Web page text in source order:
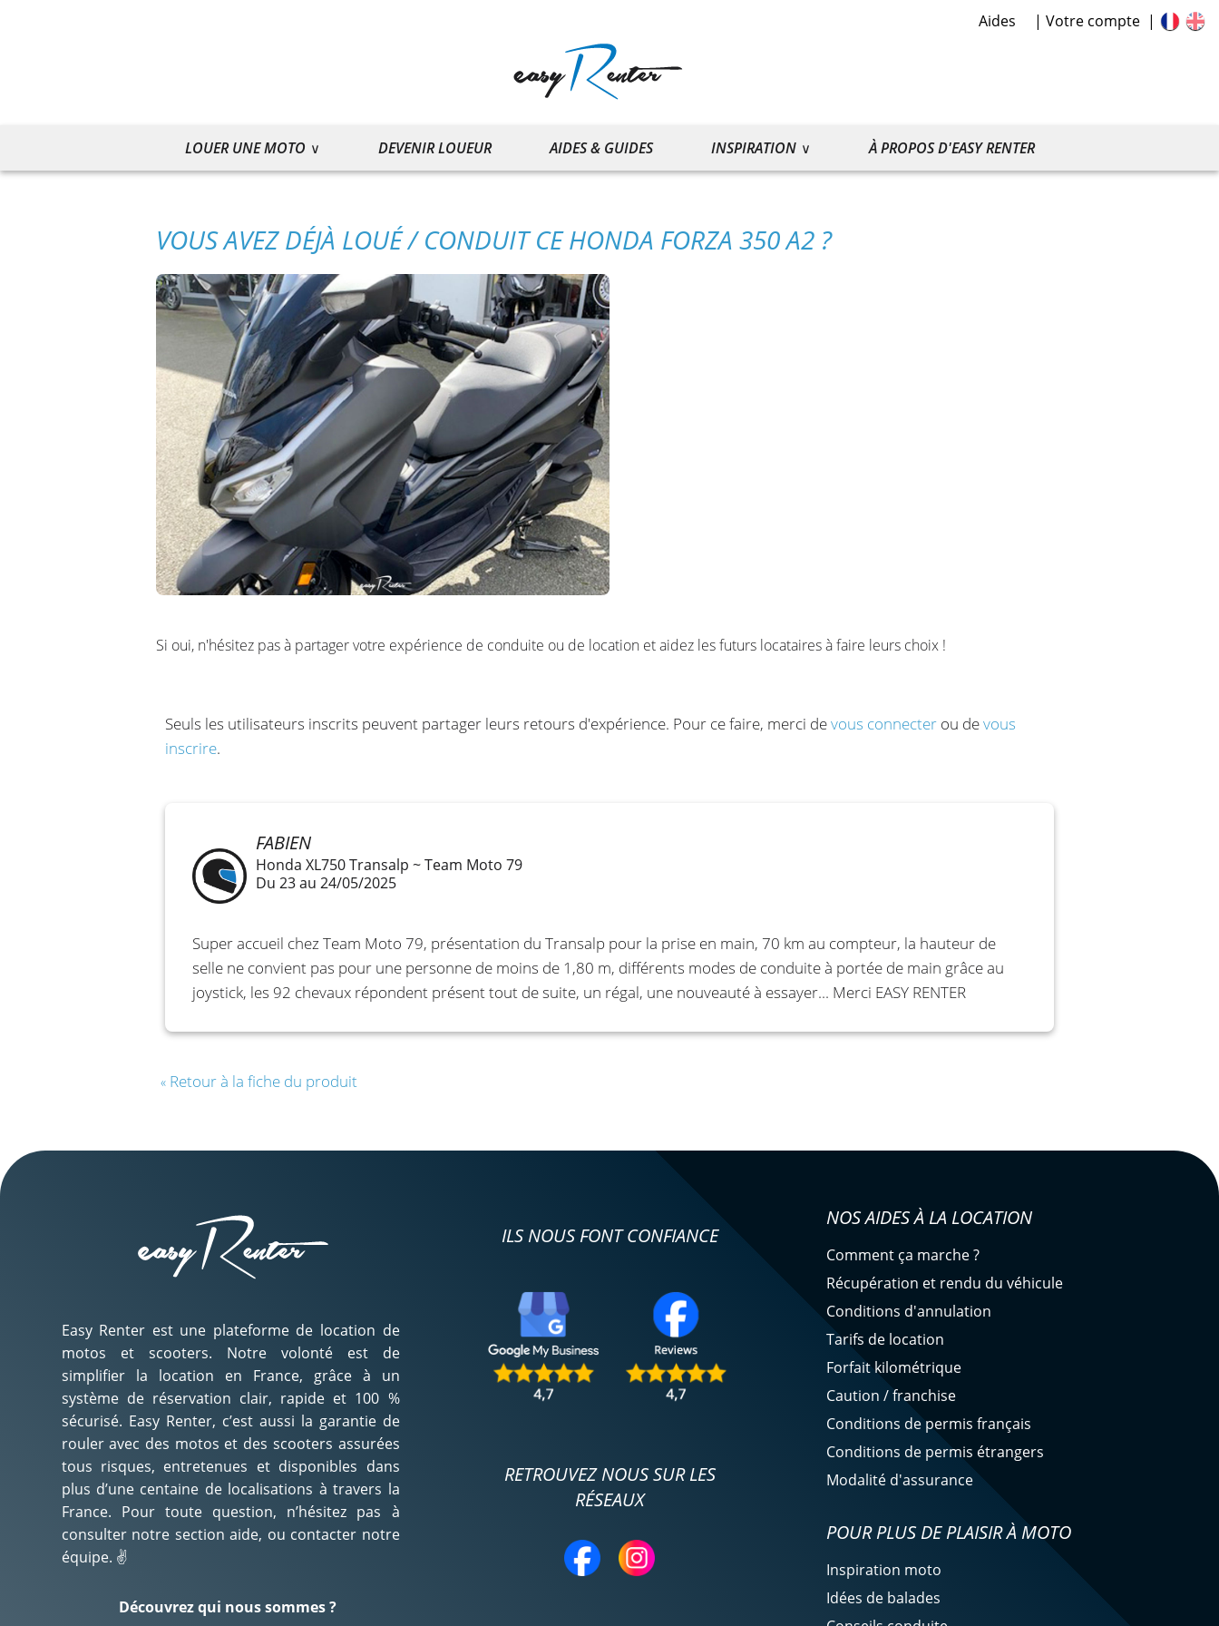
Aides Votre compte
LOUER UNE MOTO DEVENIR LOUEUR AIDES & GUIDES INSPIRATION À PROPOS D'EASY RENTER
VOUS AVEZ DÉJÀ LOUÉ / CONDUIT CE HONDA FORZA 350 A2 ?
Si oui, n'hésitez pas à partager votre expérience de conduite ou de location et aidez les futurs locataires à faire leurs choix !
FABIEN
Honda XL750 Transalp ~ Team Moto 79
Du 23 au 24/05/2025
Super accueil chez Team Moto 79, présentation du Transalp pour la prise en main, 70 km au compteur, la hauteur de
selle ne convient pas pour une personne de moins de 1,80 m, différents modes de conduite à portée de main grâce au
joystick, les 92 chevaux répondent présent tout de suite, un régal, une nouveauté à essayer... Merci EASY RENTER
Seuls les utilisateurs inscrits peuvent partager leurs retours d'expérience. Pour ce faire, merci devous connecter ou devous
inscrire.
« Retour à la fiche du produit
Easy Renter est une plateforme de location de
motos et scooters. Notre volonté est de
simplifier la location en France, grâce à un
système de réservation clair, rapide et 100 %
sécurisé. Easy Renter, c’est aussi la garantie de
rouler avec des motos et des scooters assurées
tous risques, entretenues et disponibles dans
plus d’une centaine de localisations à travers la
France. Pour toute question, n’hésitez pas à
consulter notre section aide, ou contacter notre
équipe. ✌️
Découvrez qui nous sommes ?
ILS NOUS FONT CONFIANCE
RETROUVEZ NOUS SUR LES
RÉSEAUX
NOS AIDES À LA LOCATION
Comment ça marche ?
Récupération et rendu du véhicule
Conditions d'annulation
Tarifs de location
Forfait kilométrique
Caution / franchise
Conditions de permis français
Conditions de permis étrangers
Modalité d'assurance
POUR PLUS DE PLAISIR À MOTO
Inspiration moto
Idées de balades